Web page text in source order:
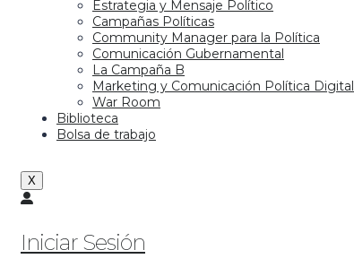
Estrategia y Mensaje Político
Campañas Políticas
Community Manager para la Política
Comunicación Gubernamental
La Campaña B
Marketing y Comunicación Política Digital
War Room
Biblioteca
Bolsa de trabajo
X
Iniciar Sesión